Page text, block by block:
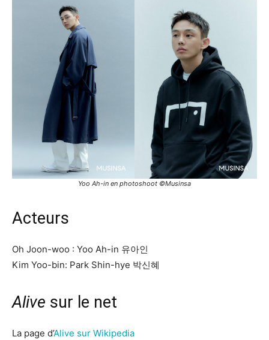
Yoo Ah-in en photoshoot ©Musinsa
Acteurs
Oh Joon-woo : Yoo Ah-in 유아인
Kim Yoo-bin: Park Shin-hye 박신혜
Alive sur le net
La page d’Alive sur Wikipedia